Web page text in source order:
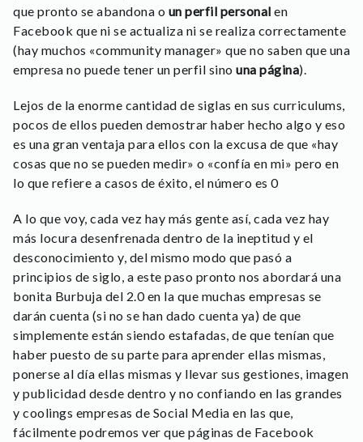
que pronto se abandona o un perfil personal en
Facebook que ni se actualiza ni se realiza correctamente
(hay muchos «community manager» que no saben que una
empresa no puede tener un perfil sino una página).
Lejos de la enorme cantidad de siglas en sus curriculums,
pocos de ellos pueden demostrar haber hecho algo y eso
es una gran ventaja para ellos con la excusa de que «hay
cosas que no se pueden medir» o «confía en mi» pero en
lo que refiere a casos de éxito, el número es 0
A lo que voy, cada vez hay más gente así, cada vez hay
más locura desenfrenada dentro de la ineptitud y el
desconocimiento y, del mismo modo que pasó a
principios de siglo, a este paso pronto nos abordará una
bonita Burbuja del 2.0 en la que muchas empresas se
darán cuenta (si no se han dado cuenta ya) de que
simplemente están siendo estafadas, de que tenían que
haber puesto de su parte para aprender ellas mismas,
ponerse al día ellas mismas y llevar sus gestiones, imagen
y publicidad desde dentro y no confiando en las grandes
y coolings empresas de Social Media en las que,
fácilmente podremos ver que páginas de Facebook